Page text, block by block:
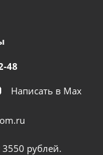
48
Написать в Мах
рублей.